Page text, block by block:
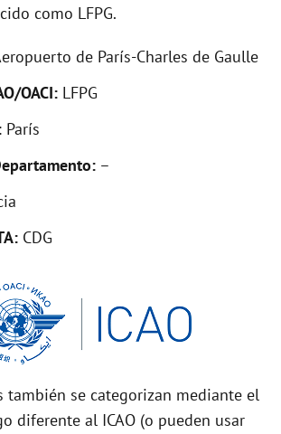
como LFPG.
de París-Charles de Gaulle
OACI: LFPG
París
–
CDG
también se categorizan mediante el
diferente al ICAO (o pueden usar